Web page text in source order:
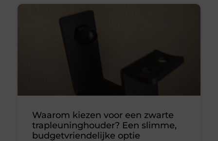
Waarom kiezen voor een zwarte
trapleuninghouder? Een slimme,
budgetvriendelijke optie